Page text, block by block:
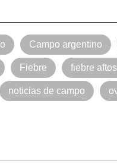
Campo argentino
Fiebre fiebre
noticias de campo